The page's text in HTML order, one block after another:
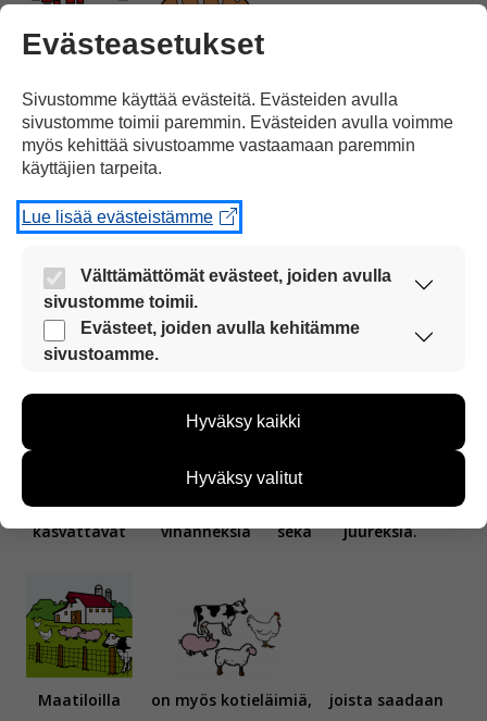
Suuri osa ruuasta
Suomesta.
kasvattavat vihanneksia sekä juureksia.
Maatiloilla on myös kotieläimiä, joista saadaan
Evästeasetukset
Sivustomme käyttää evästeitä. Evästeiden avulla
sivustomme toimii paremmin. Evästeiden avulla voimme
myös kehittää sivustoamme vastaamaan paremmin
käyttäjien tarpeita.
Lue lisää evästeistämme
Välttämättömät evästeet, joiden avulla
sivustomme toimii.
Nämä evästeet ovat aina käytössä, jotta
sivustoamme voi käyttää sujuvasti ja turvallisesti.
Evästeet, joiden avulla kehitämme
sivustoamme.
kehittää sivustoamme vastaamaan paremmin
kävijämääristä ja siitä, mitä sivuja käytetään ja
miten sivuilla liikutaan. Emme kuitenkaan kerää
yksittäiseen käyttäjään.
Voit valita, hyväksytkö näiden evästeiden käytön.
Hyväksy kaikki
Hyväksy valitut